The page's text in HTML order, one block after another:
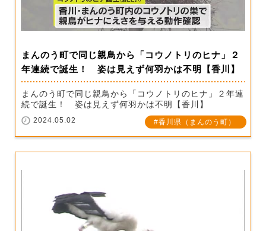
まんのう町で同じ親鳥から「コウノトリのヒナ」２
年連続で誕生！ 姿は見えず何羽かは不明【香川】
まんのう町で同じ親鳥から「コウノトリのヒナ」２年連
続で誕生！ 姿は見えず何羽かは不明【香川】
2024.05.02 香川県（まんのう町）